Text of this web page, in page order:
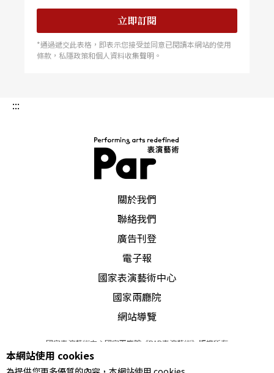
立即訂閱
*通過遞交此表格，即表示您接受並同意已閱讀本網站的使用
條款，私隱政策和個人資料收集聲明。
:::
關於我們
聯絡我們
廣告刊登
電子報
國家表演藝術中心
國家兩廳院
網站導覽
國家表演藝術中心國家兩廳院《PAR表演藝術》版權所有
© 2022Performing arts redefined. All Rights Reserved
本網站使用 cookies